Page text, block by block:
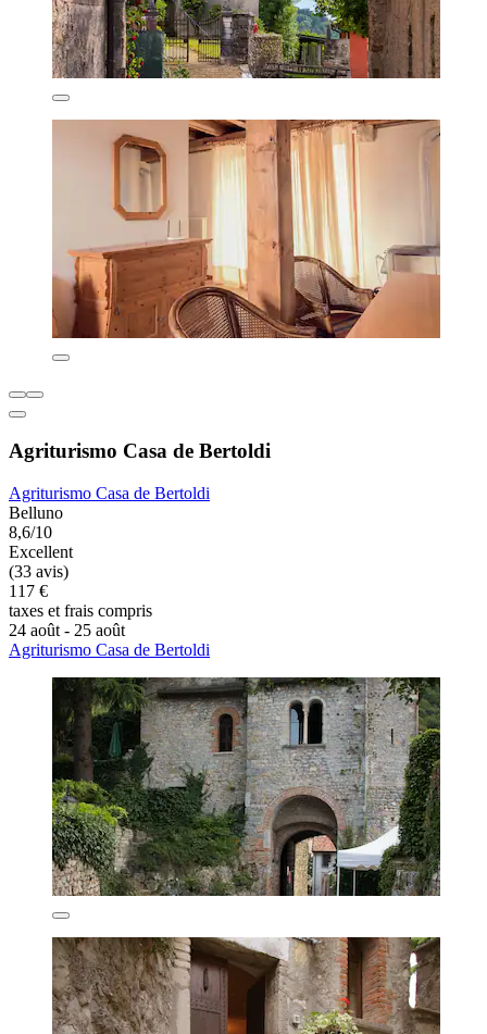
Agriturismo Casa de Bertoldi
Agriturismo Casa de Bertoldi
Belluno
8,6/10
Excellent
(33 avis)
117 €
taxes et frais compris
24 août - 25 août
Agriturismo Casa de Bertoldi